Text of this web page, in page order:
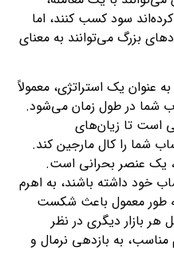
سود کسب کنند، اما
بزرگ می‌توانند به معنای
عنوان یک استراتژی، معمولاً
شما در طول زمان می‌شود.
است تا زیان‌های
شما را کال مارجین کند.
یک عنصر بحرانی است.
خود داشته باشند، به اهرم
طور معمول باعث شکست
بازار دیگری در نظر
مناسب، به بازدهی نرمال و